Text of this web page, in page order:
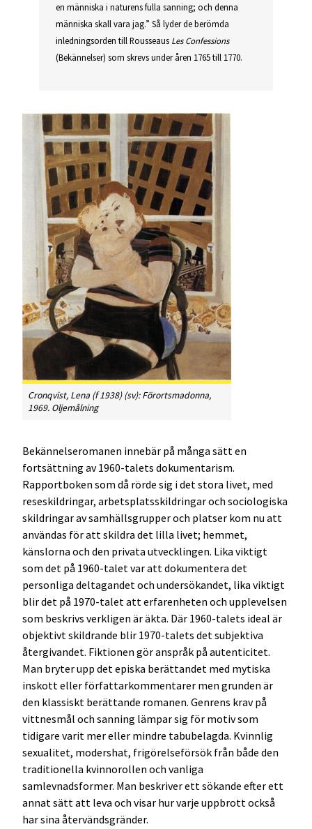
en människa i naturens fulla sanning; och denna
människa skall vara jag.” Så lyder de berömda
inledningsorden till Rousseaus Les Confessions
(Bekännelser) som skrevs under åren 1765 till 1770.
Cronqvist, Lena (f 1938) (sv): Förortsmadonna,
1969. Oljemålning
Bekännelseromanen innebär på många sätt en
fortsättning av 1960-talets dokumentarism.
Rapportboken som då rörde sig i det stora livet, med
reseskildringar, arbetsplatsskildringar och sociologiska
skildringar av samhällsgrupper och platser kom nu att
användas för att skildra det lilla livet; hemmet,
känslorna och den privata utvecklingen. Lika viktigt
som det på 1960-talet var att dokumentera det
personliga deltagandet och undersökandet, lika viktigt
blir det på 1970-talet att erfarenheten och upplevelsen
som beskrivs verkligen är äkta. Där 1960-talets ideal är
objektivt skildrande blir 1970-talets det subjektiva
återgivandet. Fiktionen gör anspråk på autenticitet.
Man bryter upp det episka berättandet med mytiska
inskott eller författarkommentarer men grunden är
den klassiskt berättande romanen. Genrens krav på
vittnesmål och sanning lämpar sig för motiv som
tidigare varit mer eller mindre tabubelagda. Kvinnlig
sexualitet, modershat, frigörelseförsök från både den
traditionella kvinnorollen och vanliga
samlevnadsformer. Man beskriver ett sökande efter ett
annat sätt att leva och visar hur varje uppbrott också
har sina återvändsgränder.